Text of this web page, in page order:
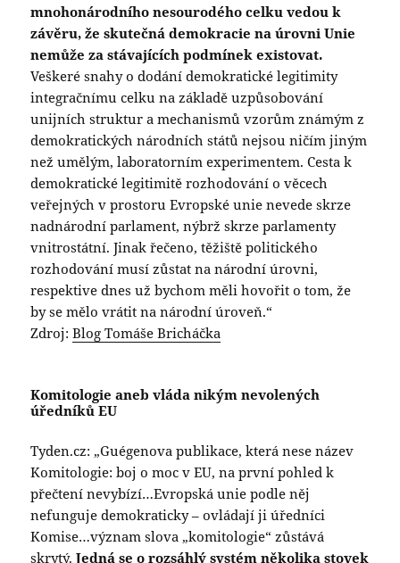
mnohonárodního nesourodého celku vedou k
závěru, že skutečná demokracie na úrovni Unie
nemůže za stávajících podmínek existovat.
Veškeré snahy o dodání demokratické legitimity
integračnímu celku na základě uzpůsobování
unijních struktur a mechanismů vzorům známým z
demokratických národních států nejsou ničím jiným
než umělým, laboratorním experimentem. Cesta k
demokratické legitimitě rozhodování o věcech
veřejných v prostoru Evropské unie nevede skrze
nadnárodní parlament, nýbrž skrze parlamenty
vnitrostátní. Jinak řečeno, těžiště politického
rozhodování musí zůstat na národní úrovni,
respektive dnes už bychom měli hovořit o tom, že
by se mělo vrátit na národní úroveň.“
Zdroj:Blog Tomáše Bricháčka
Komitologie aneb vláda nikým nevolených
úředníků EU
Tyden.cz: „Guégenova publikace, která nese název
Komitologie: boj o moc v EU, na první pohled k
přečtení nevybízí…Evropská unie podle něj
nefunguje demokraticky – ovládají ji úředníci
Komise…význam slova „komitologie“ zůstává
skrytý.Jedná se o rozsáhlý systém několika stovek